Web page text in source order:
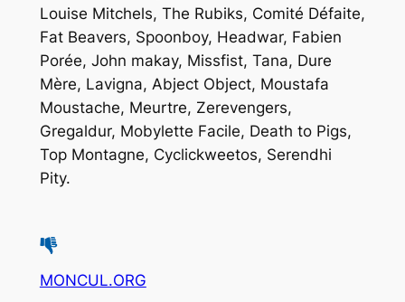
Louise Mitchels, The Rubiks, Comité Défaite,
Fat Beavers, Spoonboy, Headwar, Fabien
Porée, John makay, Missfist, Tana, Dure
Mère, Lavigna, Abject Object, Moustafa
Moustache, Meurtre, Zerevengers,
Gregaldur, Mobylette Facile, Death to Pigs,
Top Montagne, Cyclickweetos, Serendhi
Pity.
MONCUL.ORG